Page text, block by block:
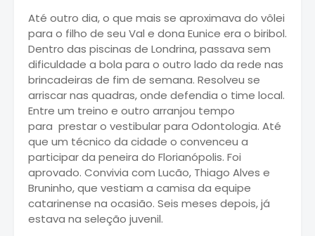
Até outro dia, o que mais se aproximava do vôlei
para o filho de seu Val e dona Eunice era o biribol.
Dentro das piscinas de Londrina, passava sem
dificuldade a bola para o outro lado da rede nas
brincadeiras de fim de semana. Resolveu se
arriscar nas quadras, onde defendia o time local.
Entre um treino e outro arranjou tempo
para prestar o vestibular para Odontologia. Até
que um técnico da cidade o convenceu a
participar da peneira do Florianópolis. Foi
aprovado. Convivia com Lucão, Thiago Alves e
Bruninho, que vestiam a camisa da equipe
catarinense na ocasião. Seis meses depois, já
estava na seleção juvenil.